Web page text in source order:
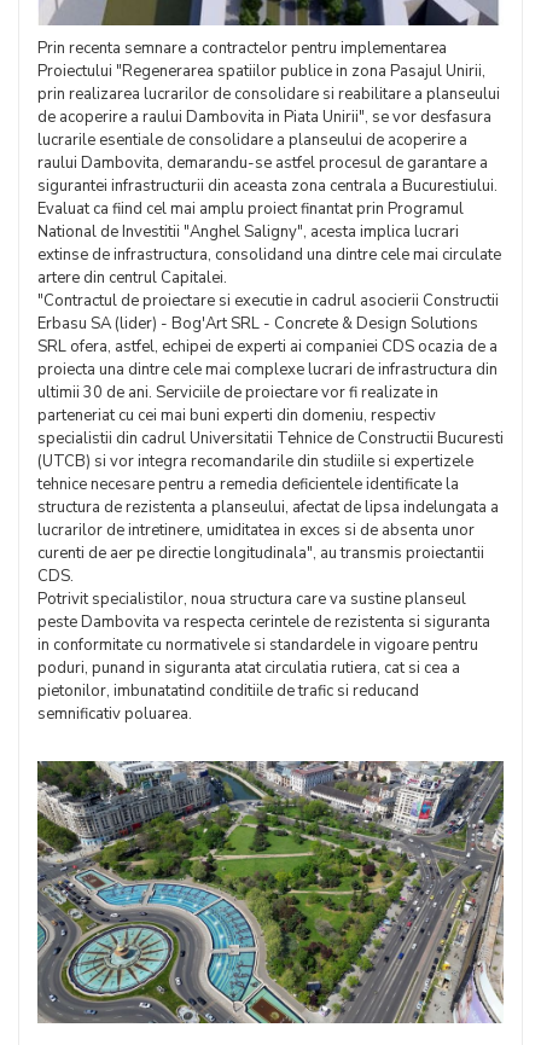
Prin recenta semnare a contractelor pentru implementarea
Proiectului "Regenerarea spatiilor publice in zona Pasajul Unirii,
prin realizarea lucrarilor de consolidare si reabilitare a planseului
de acoperire a raului Dambovita in Piata Unirii", se vor desfasura
lucrarile esentiale de consolidare a planseului de acoperire a
raului Dambovita, demarandu-se astfel procesul de garantare a
sigurantei infrastructurii din aceasta zona centrala a Bucurestiului.
Evaluat ca fiind cel mai amplu proiect finantat prin Programul
National de Investitii "Anghel Saligny", acesta implica lucrari
extinse de infrastructura, consolidand una dintre cele mai circulate
artere din centrul Capitalei.
"Contractul de proiectare si executie in cadrul asocierii Constructii
Erbasu SA (lider) - Bog'Art SRL - Concrete & Design Solutions
SRL ofera, astfel, echipei de experti ai companiei CDS ocazia de a
proiecta una dintre cele mai complexe lucrari de infrastructura din
ultimii 30 de ani. Serviciile de proiectare vor fi realizate in
parteneriat cu cei mai buni experti din domeniu, respectiv
specialistii din cadrul Universitatii Tehnice de Constructii Bucuresti
(UTCB) si vor integra recomandarile din studiile si expertizele
tehnice necesare pentru a remedia deficientele identificate la
structura de rezistenta a planseului, afectat de lipsa indelungata a
lucrarilor de intretinere, umiditatea in exces si de absenta unor
curenti de aer pe directie longitudinala", au transmis proiectantii
CDS.
Potrivit specialistilor, noua structura care va sustine planseul
peste Dambovita va respecta cerintele de rezistenta si siguranta
in conformitate cu normativele si standardele in vigoare pentru
poduri, punand in siguranta atat circulatia rutiera, cat si cea a
pietonilor, imbunatatind conditiile de trafic si reducand
semnificativ poluarea.